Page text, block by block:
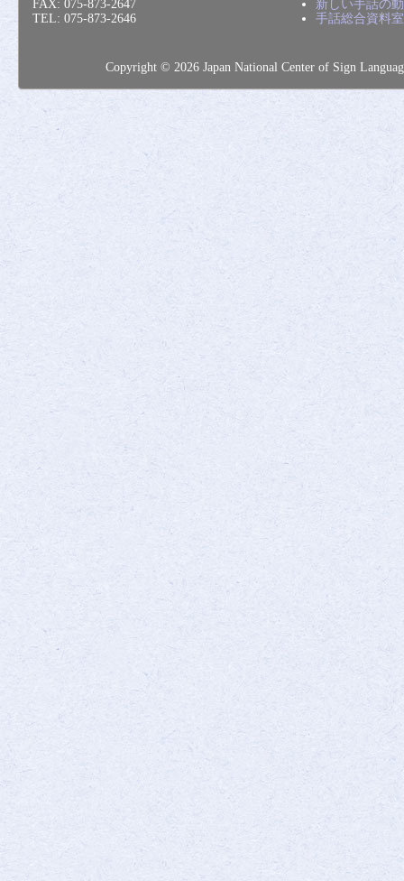
FAX: 075-873-2647
TEL: 075-873-2646
新しい手話の
手話総合資料室
Copyright © 2026 Japan National Center of Sign